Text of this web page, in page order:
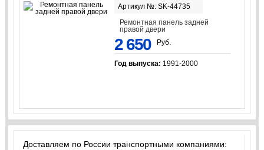
Артикул №: SK-44735
Ремонтная панель задней
правой двери
2 650 Руб.
Год выпуска: 1991-2000
Доставляем по России транспортными компаниями: